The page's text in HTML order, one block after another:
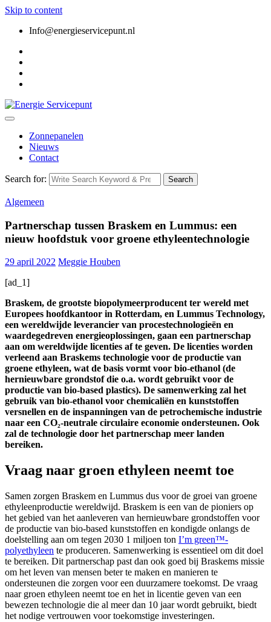
Skip to content
Info@energieservicepunt.nl
Zonnepanelen
Nieuws
Contact
Search for: Search
Algemeen
Partnerschap tussen Braskem en Lummus: een
nieuw hoofdstuk voor groene ethyleentechnologie
29 april 2022 Meggie Houben
[ad_1]
Braskem, de grootste biopolymeerproducent ter wereld met
Europees hoofdkantoor in Rotterdam, en Lummus Technology,
een wereldwijde leverancier van procestechnologieën en
waardegedreven energieoplossingen, gaan een partnerschap
aan om wereldwijde licenties af te geven. De licenties worden
verleend aan Braskems technologie voor de productie van
groene ethyleen, wat de basis vormt voor bio-ethanol (de
hernieuwbare grondstof die o.a. wordt gebruikt voor de
productie van bio-based plastics). De samenwerking zal het
gebruik van bio-ethanol voor chemicaliën en kunststoffen
versnellen en de inspanningen van de petrochemische industrie
naar een CO₂-neutrale circulaire economie ondersteunen. Ook
zal de technologie door het partnerschap meer landen
bereiken.
Vraag naar groen ethyleen neemt toe
Samen zorgen Braskem en Lummus dus voor de groei van groene
ethyleenproductie wereldwijd. Braskem is een van de pioniers op
het gebied van het aanleveren van hernieuwbare grondstoffen voor
de productie van bio-based kunststoffen en kondigde onlangs de
doelstelling aan om tegen 2030 1 miljoen ton I’m green™-
polyethyleen te produceren. Samenwerking is essentieel om dit doel
te bereiken. Dit partnerschap past dan ook goed bij Braskems missie
om het leven van mensen beter te maken en manieren te
ondersteunen die zorgen voor een duurzamere toekomst. De vraag
naar groen ethyleen neemt toe en het in licentie geven van een
bewezen technologie die al meer dan 10 jaar wordt gebruikt, biedt
het nodige vertrouwen voor toekomstige investeringen.